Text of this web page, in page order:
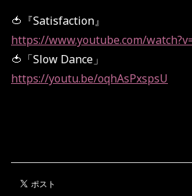
🍅『Satisfaction』
https://www.youtube.com/
🍅「Slow Dance」
https://youtu.be/oqhAsPxspsU